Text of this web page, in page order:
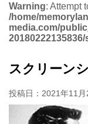
Warning: Attempt
/home/
media.com/
スクリーン
投稿日： 2021年11月